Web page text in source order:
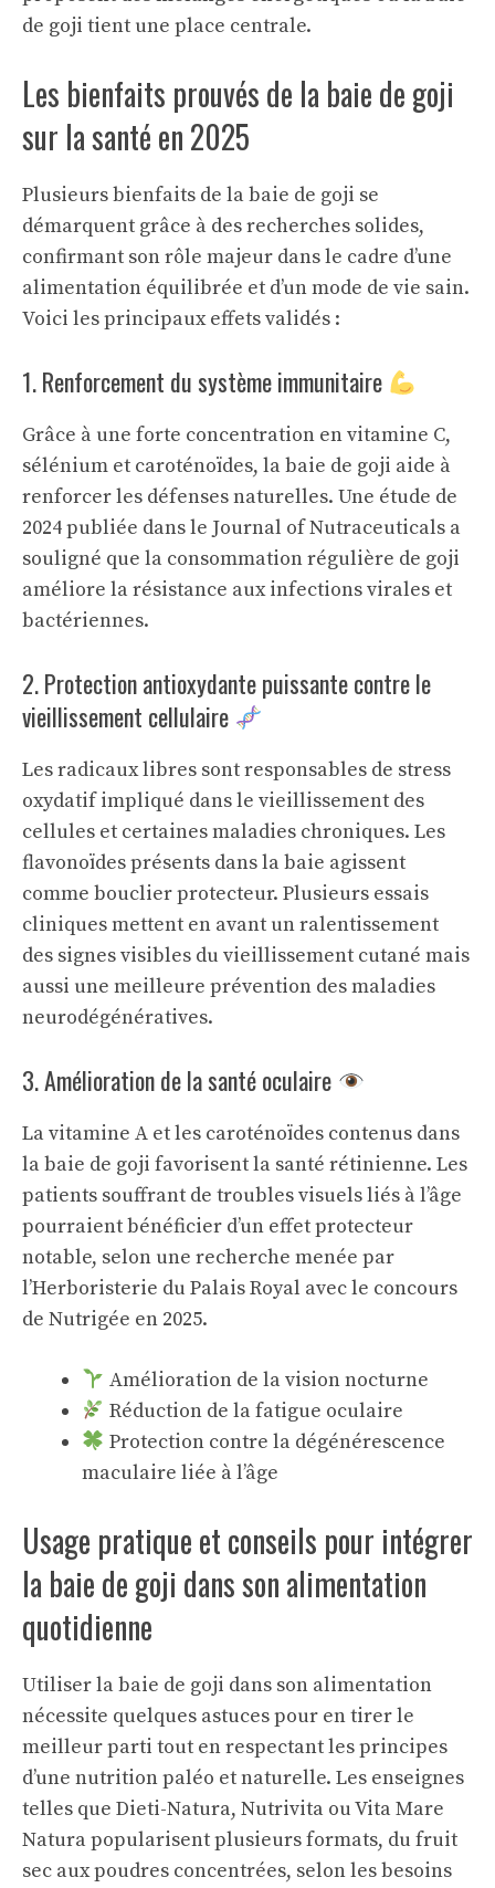
de goji tient une place centrale.
Les bienfaits prouvés de la baie de goji
sur la santé en 2025
Plusieurs bienfaits de la baie de goji se
démarquent grâce à des recherches solides,
confirmant son rôle majeur dans le cadre d’une
alimentation équilibrée et d’un mode de vie sain.
Voici les principaux effets validés :
1. Renforcement du système immunitaire
Grâce à une forte concentration en vitamine C,
sélénium et caroténoïdes, la baie de goji aide à
renforcer les défenses naturelles. Une étude de
2024 publiée dans le Journal of Nutraceuticals a
souligné que la consommation régulière de goji
améliore la résistance aux infections virales et
bactériennes.
2. Protection antioxydante puissante contre le
vieillissement cellulaire
Les radicaux libres sont responsables de stress
oxydatif impliqué dans le vieillissement des
cellules et certaines maladies chroniques. Les
flavonoïdes présents dans la baie agissent
comme bouclier protecteur. Plusieurs essais
cliniques mettent en avant un ralentissement
des signes visibles du vieillissement cutané mais
aussi une meilleure prévention des maladies
neurodégénératives.
3. Amélioration de la santé oculaire
La vitamine A et les caroténoïdes contenus dans
la baie de goji favorisent la santé rétinienne. Les
patients souffrant de troubles visuels liés à l’âge
pourraient bénéficier d’un effet protecteur
notable, selon une recherche menée par
l’Herboristerie du Palais Royal avec le concours
de Nutrigée en 2025.
Amélioration de la vision nocturne
Réduction de la fatigue oculaire
Protection contre la dégénérescence
maculaire liée à l’âge
Usage pratique et conseils pour intégrer
la baie de goji dans son alimentation
quotidienne
Utiliser la baie de goji dans son alimentation
nécessite quelques astuces pour en tirer le
meilleur parti tout en respectant les principes
d’une nutrition paléo et naturelle. Les enseignes
telles que Dieti-Natura, Nutrivita ou Vita Mare
Natura popularisent plusieurs formats, du fruit
sec aux poudres concentrées, selon les besoins